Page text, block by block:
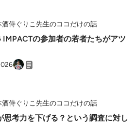
酒侍ぐりこ先生のココだけの話
IMPACTの参加者の若者たちがアツ
酒侍ぐりこ先生のココだけの話
思考力を下げる？という調査に対し